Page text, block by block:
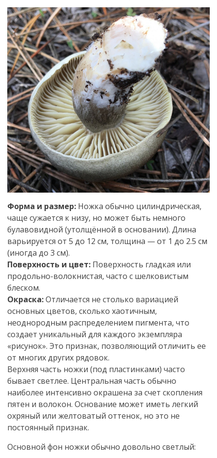
Форма и размер: Ножка обычно цилиндрическая,
чаще сужается к низу, но может быть немного
булавовидной (утолщённой в основании). Длина
варьируется от 5 до 12 см, толщина — от 1 до 2.5 см
(иногда до 3 см).
Поверхность и цвет: Поверхность гладкая или
продольно-волокнистая, часто с шелковистым
блеском.
Окраска:Отличается не столько вариацией
основных цветов, сколько хаотичным,
неоднородным распределением пигмента, что
создает уникальный для каждого экземпляра
«рисунок». Это признак, позволяющий отличить ее
от многих других рядовок.
Верхняя часть ножки (под пластинками) часто
бывает светлее. Центральная часть обычно
наиболее интенсивно окрашена за счет скопления
пятен и волокон. Основание может иметь легкий
охряный или желтоватый оттенок, но это не
постоянный признак.
Основной фон ножки обычно довольно светлый: